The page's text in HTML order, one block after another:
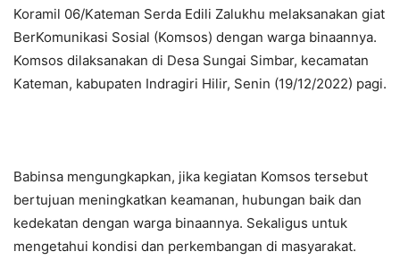
Koramil 06/Kateman Serda Edili Zalukhu melaksanakan giat
BerKomunikasi Sosial (Komsos) dengan warga binaannya.
Komsos dilaksanakan di Desa Sungai Simbar, kecamatan
Kateman, kabupaten Indragiri Hilir, Senin (19/12/2022) pagi.
Babinsa mengungkapkan, jika kegiatan Komsos tersebut
bertujuan meningkatkan keamanan, hubungan baik dan
kedekatan dengan warga binaannya. Sekaligus untuk
mengetahui kondisi dan perkembangan di masyarakat.